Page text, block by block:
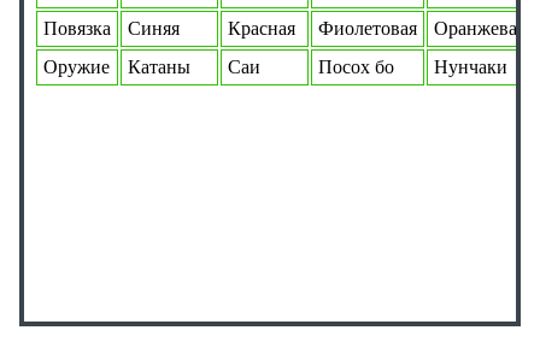
<tr>
<td Повязка td>
<td>Синяя</td>
<td Красная td>
<td>Фиолетовая</td>
<rt>
<rtc>